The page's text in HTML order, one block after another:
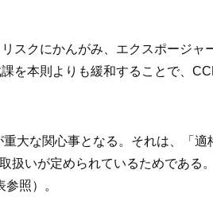
スクにかんがみ、エクスポージャ
を本則よりも緩和することで、
大な関心事となる。それは、「
扱いが定められているためである
照）。